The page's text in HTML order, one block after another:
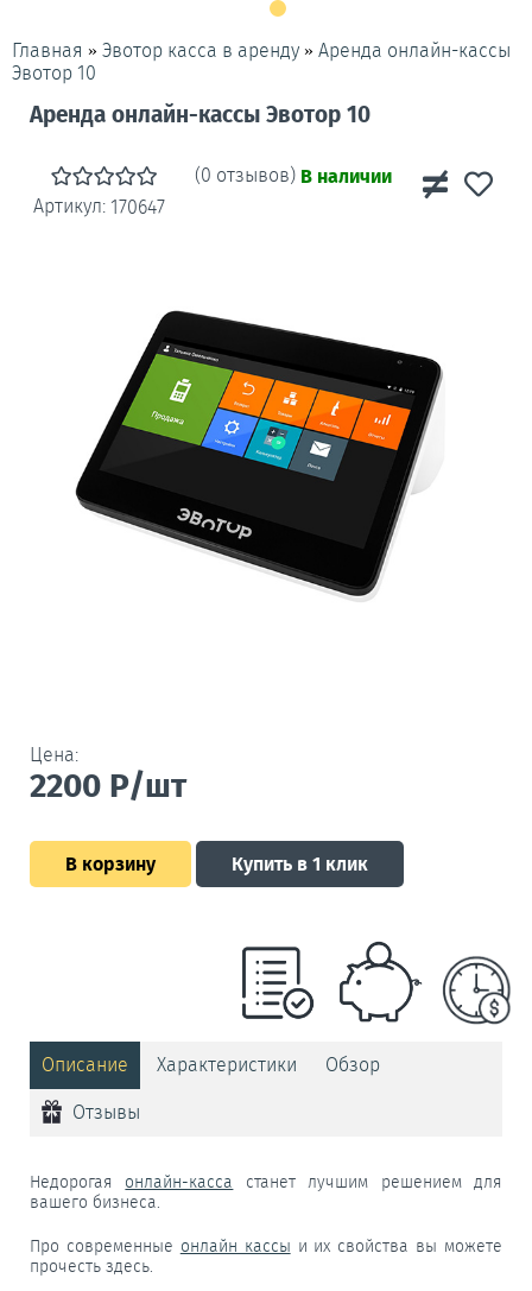
Главная » Эвотор касса в аренду » Аренда онлайн-кассы
Эвотор 10
Аренда онлайн-кассы Эвотор 10
(0 отзывов) В наличии
Артикул: 170647
Цена:
2200 Р/шт
В корзину Купить в 1 клик
Описание Характеристики Обзор
Отзывы
Недорогая онлайн-касса станет лучшим решением для
вашего бизнеса.
Про современные онлайн кассы и их свойства вы можете
прочесть здесь.